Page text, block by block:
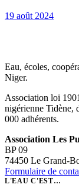
19 août 2024
Eau, écoles,
Niger.
Association loi
nigérienne Tidène,
000 adhérents.
Association Les
BP 09
74450 Le Grand-
Formulaire de
L'EAU C'EST…